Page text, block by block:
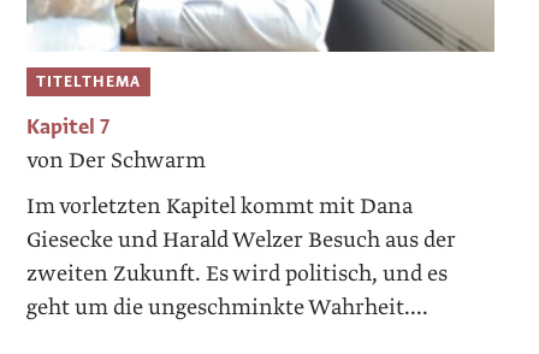
TITELTHEMA
Kapitel 7
von Der Schwarm
Im vorletzten Kapitel kommt mit Dana
Giesecke und Harald Welzer Besuch aus der
zweiten Zukunft. Es wird politisch, und es
geht um die ungeschminkte Wahrheit....